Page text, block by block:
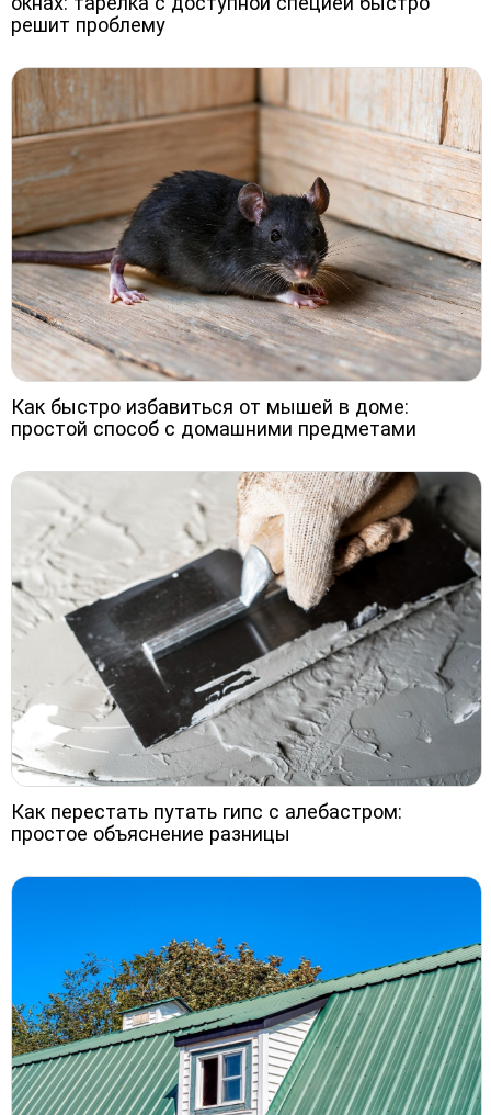
решит проблему
Как быстро избавиться от мышей в доме:
простой способ с домашними предметами
Как перестать путать гипс с алебастром:
простое объяснение разницы